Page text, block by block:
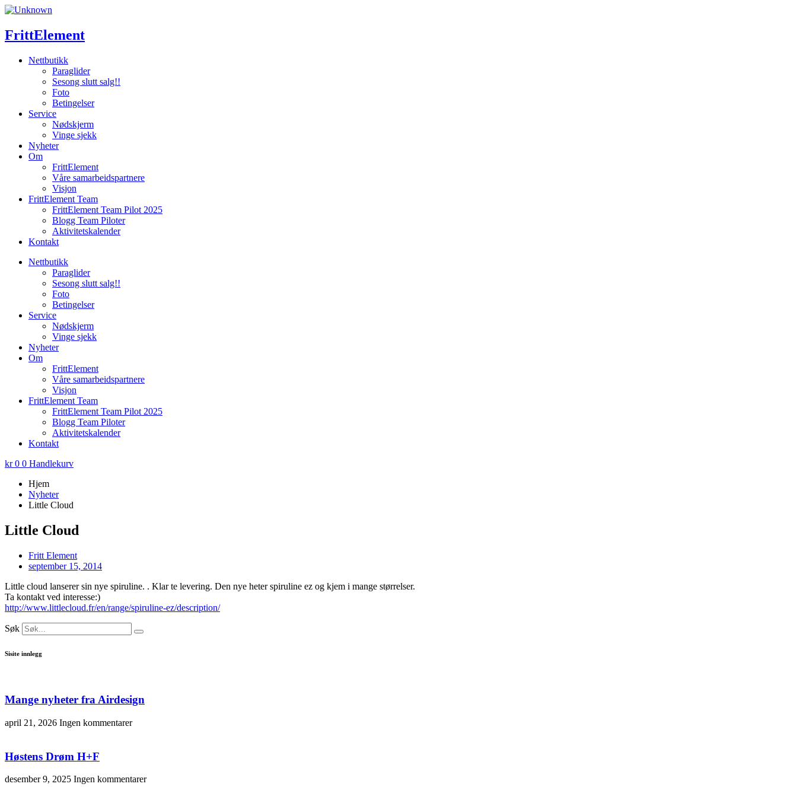
Skip
content
FrittElement
Nettbutikk
Paraglider
Sesong slutt salg!!
Foto
Betingelser
Service
Nødskjerm
Vinge sjekk
Nyheter
Om
FrittElement
Våre samarbeidspartnere
Visjon
FrittElement Team
FrittElement Team Pilot 2025
Blogg Team Piloter
Aktivitetskalender
Kontakt
Nettbutikk
Paraglider
Sesong slutt salg!!
Foto
Betingelser
Service
Nødskjerm
Vinge sjekk
Nyheter
Om
FrittElement
Våre samarbeidspartnere
Visjon
FrittElement Team
FrittElement Team Pilot 2025
Blogg Team Piloter
Aktivitetskalender
Kontakt
kr0 0 Handlekurv
Hjem
Nyheter
Little Cloud
Little Cloud
Fritt Element
september 15, 2014
Little cloud lanserer sin nye spiruline. . Klar te levering. Den nye heter spiruline ez og kjem i mange størrelser.
Ta kontakt ved interesse:)
http://www.littlecloud.fr/en/range/spiruline-ez/description/
Søk
Sisite innlegg
Mange nyheter fra Airdesign
april 21, 2026 Ingen kommentarer
Høstens Drøm H+F
desember 9, 2025 Ingen kommentarer